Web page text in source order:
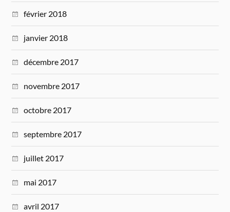
février 2018
janvier 2018
décembre 2017
novembre 2017
octobre 2017
septembre 2017
juillet 2017
mai 2017
avril 2017